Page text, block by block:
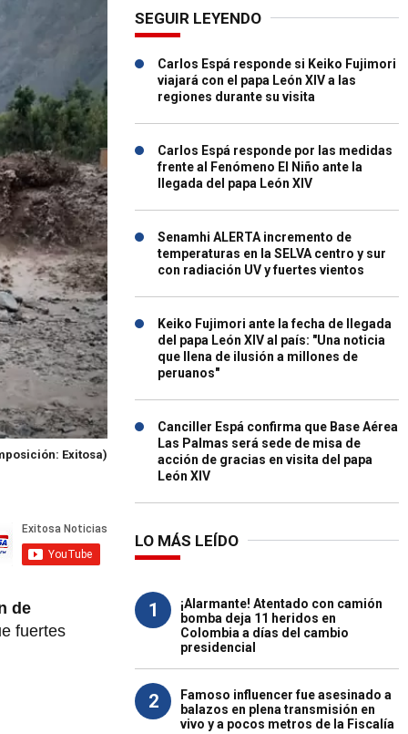
Exitosa)
de
fuertes
SEGUIR LEYENDO
Carlos Espá responde si Keiko Fujimori
viajará con el papa León XIV a las
regiones durante su visita
Carlos Espá responde por las medidas
frente al Fenómeno El Niño ante la
llegada del papa León XIV
Senamhi ALERTA incremento de
temperaturas en la SELVA centro y sur
con radiación UV y fuertes vientos
Keiko Fujimori ante la fecha de llegada
del papa León XIV al país: "Una noticia
que llena de ilusión a millones de
peruanos"
Canciller Espá confirma que Base Aérea
Las Palmas será sede de misa de
acción de gracias en visita del papa
León XIV
LO MÁS LEÍDO
1
¡Alarmante! Atentado con camión
bomba deja 11 heridos en
Colombia a días del cambio
presidencial
2
Famoso influencer fue asesinado a
balazos en plena transmisión en
vivo y a pocos metros de la Fiscalía